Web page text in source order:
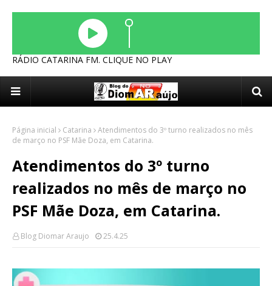
RÁDIO CATARINA FM. CLIQUE NO PLAY
Página inicial Catarina
Atendimentos do 3º turno realizados no mês
de março no PSF Mãe Doza, em Catarina.
Atendimentos do 3º turno
realizados no mês de março no
PSF Mãe Doza, em Catarina.
Blog Diomar Araujo 25.4.25